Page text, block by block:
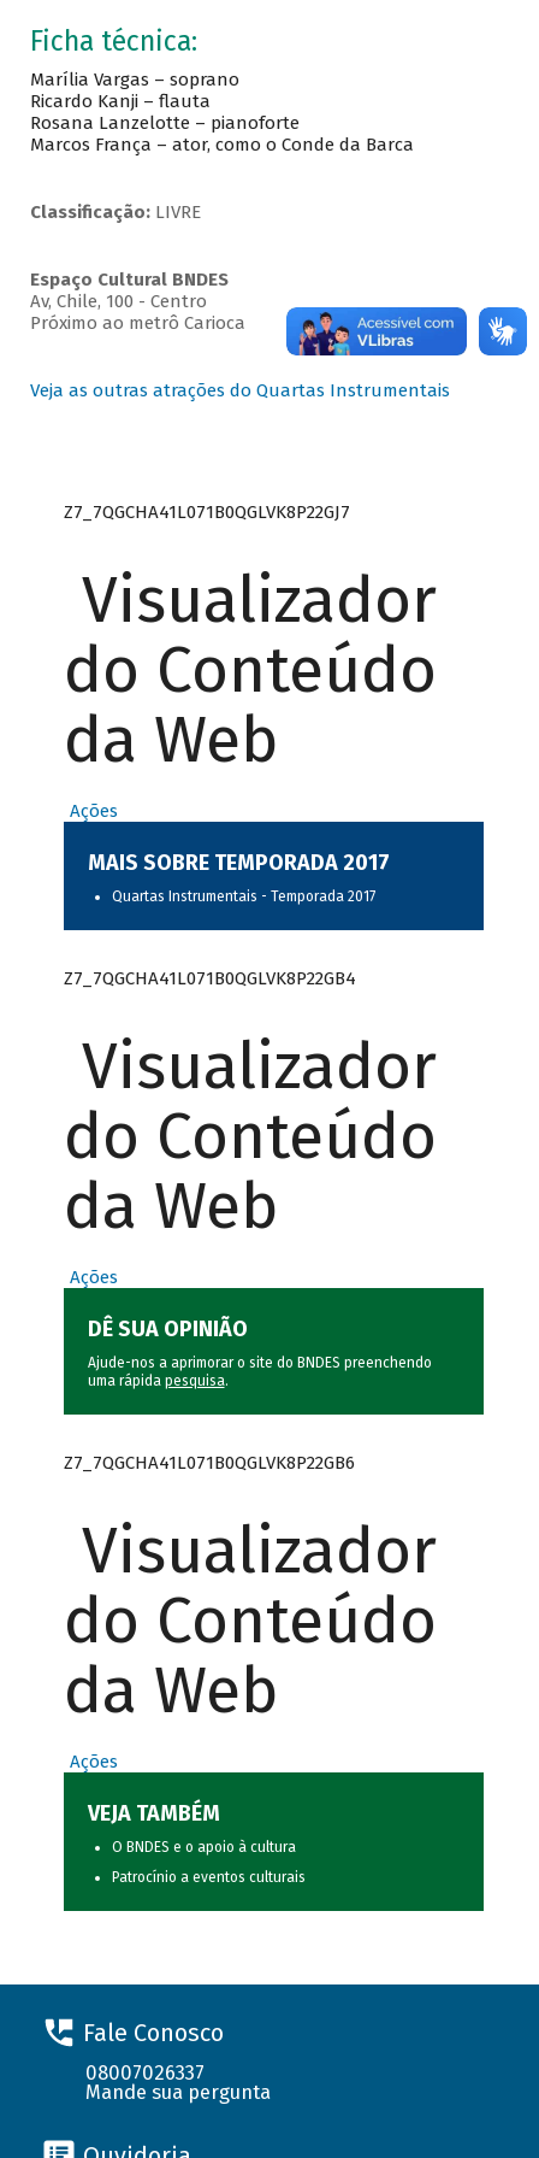
Ficha técnica:
Marília Vargas – soprano
Ricardo Kanji – flauta
Rosana Lanzelotte – pianoforte
Marcos França – ator, como o Conde da Barca
Classificação:LIVRE
Espaço Cultural BNDES
Av, Chile, 100 - Centro
Próximo ao metrô Carioca
Veja as outras atrações do Quartas Instrumentais
Z7_7QGCHA41L071B0QGLVK8P22GJ7
Visualizador
do Conteúdo
da Web
Ações
MAIS SOBRE TEMPORADA 2017
Quartas Instrumentais - Temporada 2017
Z7_7QGCHA41L071B0QGLVK8P22GB4
Visualizador
do Conteúdo
da Web
Ações
DÊ SUA OPINIÃO
Ajude-nos a aprimorar o site do BNDES preenchendo
uma rápida pesquisa.
Z7_7QGCHA41L071B0QGLVK8P22GB6
Visualizador
do Conteúdo
da Web
Ações
VEJA TAMBÉM
O BNDES e o apoio à cultura
Patrocínio a eventos culturais
Fale Conosco
08007026337
Mande sua pergunta